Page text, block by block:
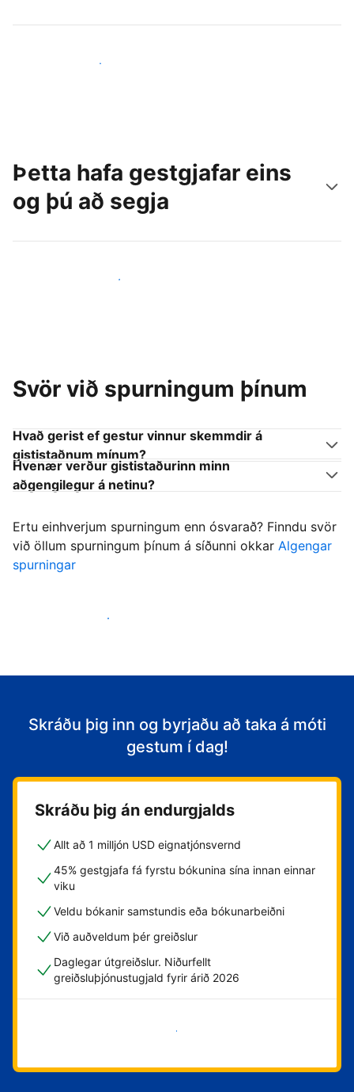
Náðu til nýrra gesta í dag
Þetta hafa gestgjafar eins
og þú að segja
Ganga til liðs við aðra gestgjafa
Svör við spurningum þínum
Hvað gerist ef gestur vinnur skemmdir á
gististaðnum mínum?
Hvenær verður gististaðurinn minn
aðgengilegur á netinu?
Ertu einhverjum spurningum enn ósvarað? Finndu svör
við öllum spurningum þínum á síðunni okkar Algengar
spurningar
Byrja að taka á móti gestum
Skráðu þig inn og byrjaðu að taka á móti
gestum í dag!
Skráðu þig án endurgjalds
Allt að 1 milljón USD eignatjónsvernd
45% gestgjafa fá fyrstu bókunina sína innan einnar
viku
Veldu bókanir samstundis eða bókunarbeiðni
Við auðveldum þér greiðslur
Daglegar útgreiðslur. Niðurfellt
greiðsluþjónustugjald fyrir árið 2026
Byrja núna